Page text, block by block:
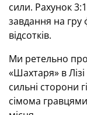
сили. Рахунок
завдання на гру
відсотків.
Ми ретельно
«Шахтаря» в
сильні сторони
сімома